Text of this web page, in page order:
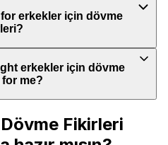
erkekler için dövme
erkekler için dövme
me?
Fikirleri